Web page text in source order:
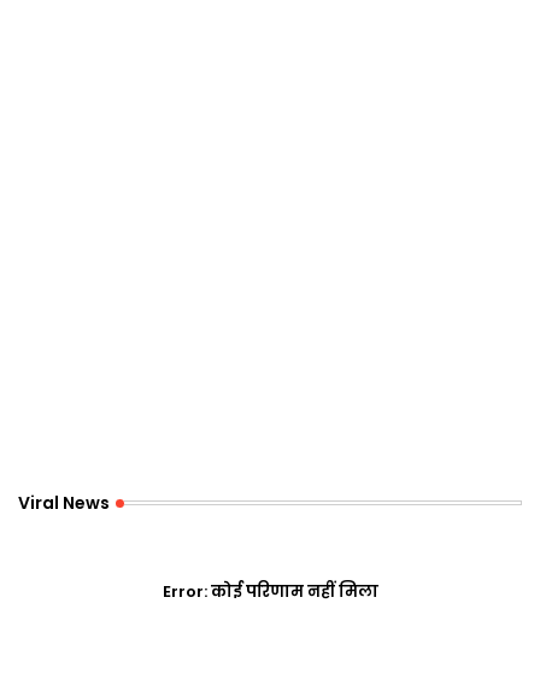
Viral News
Error:कोई परिणाम नहीं मिला